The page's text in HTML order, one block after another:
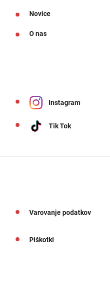
Novice
O nas
Instagram
Tik Tok
Varovanje podatkov
Piškotki